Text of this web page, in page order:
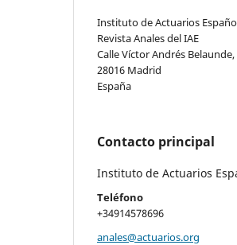
Instituto de Actuarios
Revista Anales del IAE
Calle Víctor Andrés Belaunde,
28016 Madrid
España
Contacto principal
Instituto de Actuarios
Teléfono
+34914578696
anales@actuarios.org